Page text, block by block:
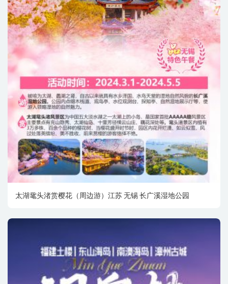
太湖鼋头渚赏樱花（周边游）江苏 无锡 长广溪湿地公园